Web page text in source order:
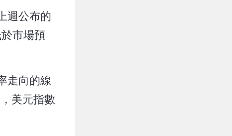
週公布的
市場預
走向的線
美元指數